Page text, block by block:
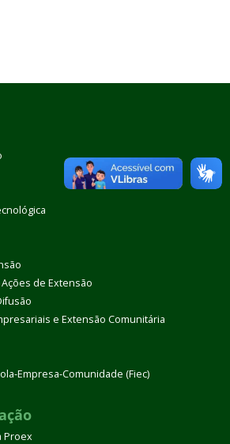
de Extensão
e Extensão Comunitária
Empresa-Comunidade (Fiec)
Proex